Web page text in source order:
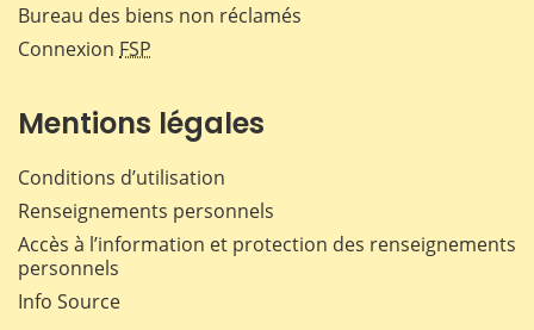
Bureau des biens non réclamés
Connexion FSP
Mentions légales
Conditions d’utilisation
Renseignements personnels
Accès à l’information et protection des renseignements
personnels
Info Source